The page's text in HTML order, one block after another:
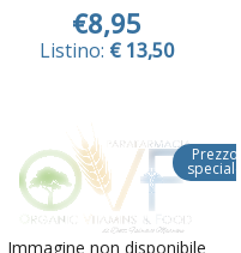
€8,95
Listino: € 13,50
Immagine non disponibile
Prezzo